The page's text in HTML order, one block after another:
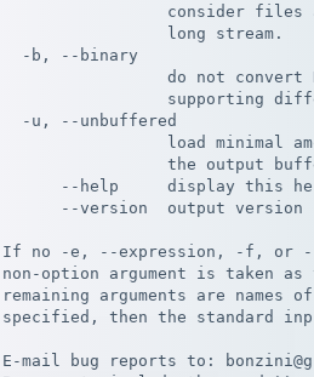
consider files
                 long stream.
  -b, --binary
do not convert
supporting
  -u, --unbuffered
load minimal
the output
--help     display this
--version  output version
If no -e, --expression, -f, or
non-option argument is taken
remaining arguments are
specified, then the standard
E-mail bug reports to: